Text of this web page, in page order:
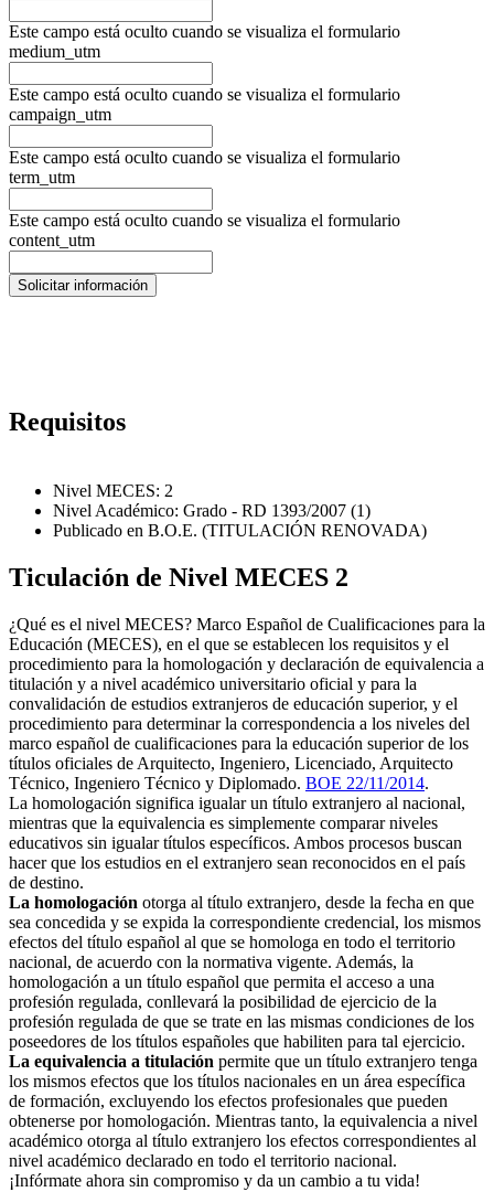
Este campo está oculto cuando se visualiza el formulario
medium_utm
Este campo está oculto cuando se visualiza el formulario
campaign_utm
Este campo está oculto cuando se visualiza el formulario
term_utm
Este campo está oculto cuando se visualiza el formulario
content_utm
Requisitos
Nivel MECES: 2
Nivel Académico: Grado - RD 1393/2007 (1)
Publicado en B.O.E. (TITULACIÓN RENOVADA)
Ticulación de Nivel MECES 2
¿Qué es el nivel MECES? Marco Español de Cualificaciones para la
Educación (MECES), en el que se establecen los requisitos y el
procedimiento para la homologación y declaración de equivalencia a
titulación y a nivel académico universitario oficial y para la
convalidación de estudios extranjeros de educación superior, y el
procedimiento para determinar la correspondencia a los niveles del
marco español de cualificaciones para la educación superior de los
títulos oficiales de Arquitecto, Ingeniero, Licenciado, Arquitecto
Técnico, Ingeniero Técnico y Diplomado. BOE 22/11/2014.
La homologación significa igualar un título extranjero al nacional,
mientras que la equivalencia es simplemente comparar niveles
educativos sin igualar títulos específicos. Ambos procesos buscan
hacer que los estudios en el extranjero sean reconocidos en el país
de destino.
La homologación otorga al título extranjero, desde la fecha en que
sea concedida y se expida la correspondiente credencial, los mismos
efectos del título español al que se homologa en todo el territorio
nacional, de acuerdo con la normativa vigente. Además, la
homologación a un título español que permita el acceso a una
profesión regulada, conllevará la posibilidad de ejercicio de la
profesión regulada de que se trate en las mismas condiciones de los
poseedores de los títulos españoles que habiliten para tal ejercicio.
La equivalencia a titulación permite que un título extranjero tenga
los mismos efectos que los títulos nacionales en un área específica
de formación, excluyendo los efectos profesionales que pueden
obtenerse por homologación. Mientras tanto, la equivalencia a nivel
académico otorga al título extranjero los efectos correspondientes al
nivel académico declarado en todo el territorio nacional.
¡Infórmate ahora sin compromiso y da un cambio a tu vida!